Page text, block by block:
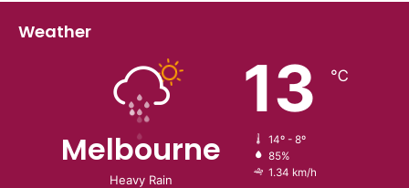
Weather
Melbourne
Heavy Rain
13 ℃
14º - 8º
85%
1.34 km/h